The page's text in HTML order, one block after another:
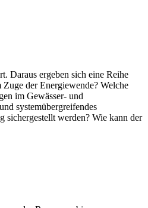
Daraus ergeben sich eine Reihe
der Energiewende? Welche
im Gewässer- und
systemübergreifendes
sichergestellt werden? Wie kann der